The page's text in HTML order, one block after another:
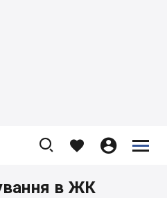
   


в ЖК